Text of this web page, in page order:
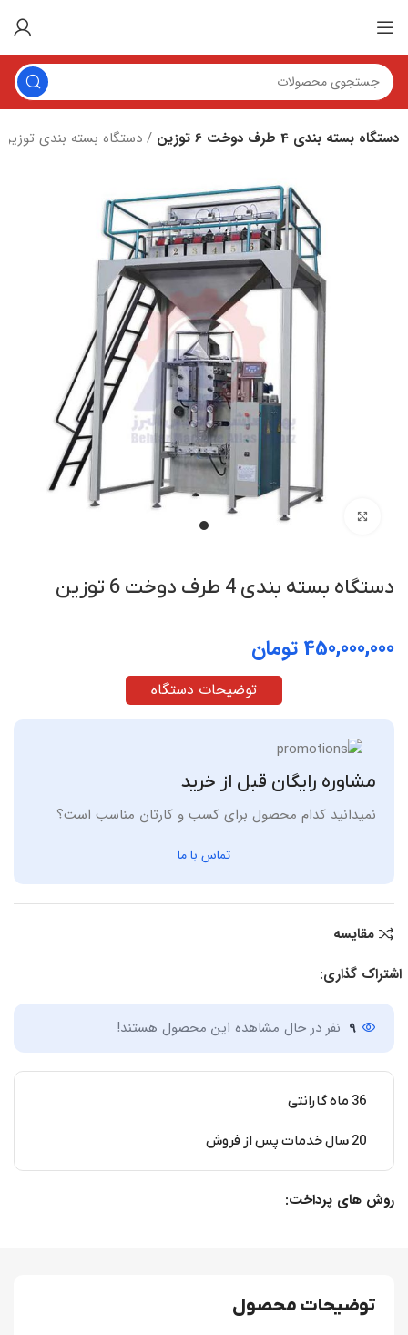
دستگاه بسته بندی توزین دار دستگاه بسته بندی 4 طرف دوخت 6 توزین
بزرگنمایی تصویر
دستگاه بسته بندی 4 طرف دوخت 6 توزین
تومان
توضیحات دستگاه
مشاوره رایگان قبل از خرید
نمیدانید کدام محصول برای کسب و کارتان مناسب است؟
تماس با ما
مقایسه
اشتراک گذاری:
9 نفر در حال مشاهده این محصول هستند!
36 ماه گارانتی
20 سال خدمات پس از فروش
روش های پرداخت:
توضیحات محصول